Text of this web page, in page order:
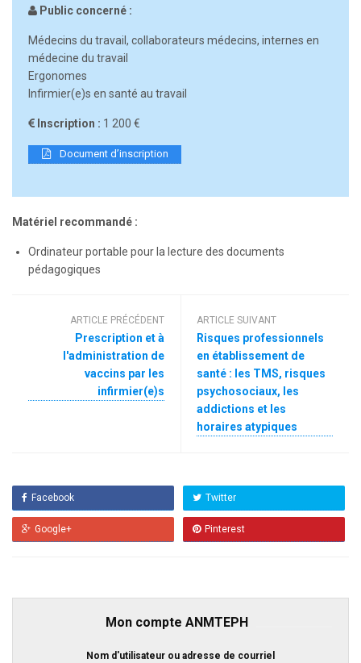
Public concerné :
Médecins du travail, collaborateurs médecins, internes en
médecine du travail
Ergonomes
Infirmier(e)s en santé au travail
Inscription : 1 200 €
Document d’inscription
Matériel recommandé :
Ordinateur portable pour la lecture des documents
pédagogiques
ARTICLE PRÉCÉDENT
Prescription et à
l'administration de
vaccins par les
infirmier(e)s
ARTICLE SUIVANT
Risques professionnels
en établissement de
santé : les TMS, risques
psychosociaux, les
addictions et les
horaires atypiques
Facebook Twitter
Google+ Pinterest
Mon compte ANMTEPH
Nom d'utilisateur ou adresse de courriel